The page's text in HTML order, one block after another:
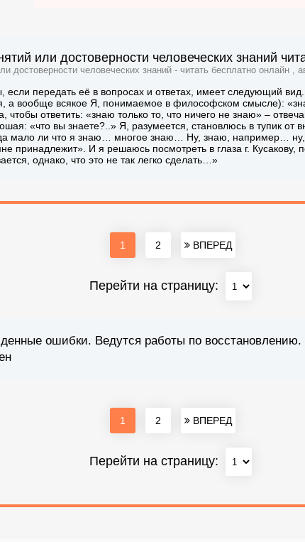
или достоверности человеческих знаний
достоверности человеческих знаний - читать бесплатно онлайн ,
передать её в вопросах и ответах, имеет следующий вид.
а вообще всякое Я, понимаемое в философском смысле):
чтобы ответить: «знаю только то, что ничего не знаю» –
«что вы знаете?..» Я, разумеется, становлюсь в тупик от
мало ли что я знаю… многое знаю… Ну, знаю, например… ну,
принадлежит». И я решаюсь посмотреть в глаза г. Кусакову,
однако, что это не так легко сделать…»
1 2 ВПЕРЕД
Перейти на страницу:
ошибки. Ведутся работы по
1 2 ВПЕРЕД
Перейти на страницу: